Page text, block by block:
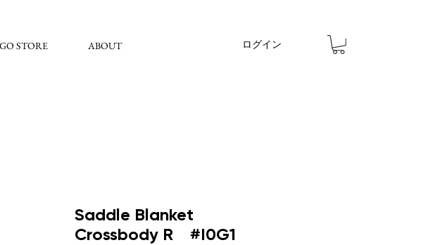
STORE ABOUT ログイン
Saddle Blanket
Crossbody R #I0G1